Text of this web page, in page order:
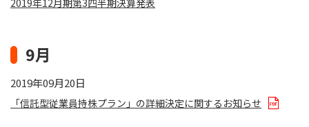
2019年12月期第3四半期決算発表
9月
2019年09月20日
「信託型従業員持株プラン」の詳細決定に関するお知らせ